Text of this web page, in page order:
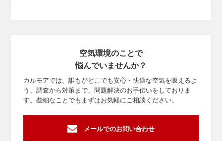
空気環境のことで
悩んでいませんか？
カルモアでは、誰もがどこでも安心・快適な空気を吸えるよ
う、調査から対策まで、 問題解決のお手伝いをしておりま
す。些細なことでもまずはお気軽にご相談ください。
メールでのお問い合わせ